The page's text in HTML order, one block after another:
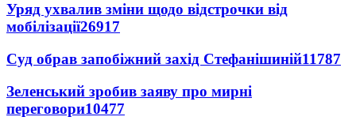
Уряд ухвалив зміни щодо відстрочки від
мобілізації26917
Суд обрав запобіжний захід Стефанішиній11787
Зеленський зробив заяву про мирні
переговори10477